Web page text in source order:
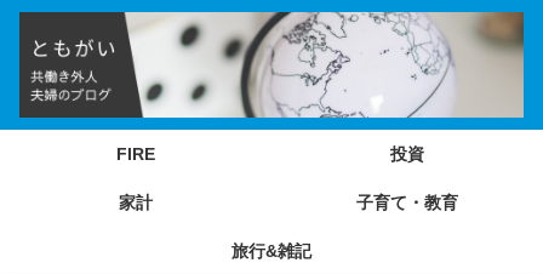
FIRE 投資
家計 子育て・教育
旅行&雑記